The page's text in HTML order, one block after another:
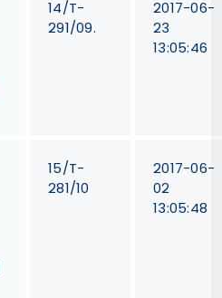
14/T-
291/09.
2017-06-
23
13:05:46
15/T-
281/10
2017-06-
02
13:05:48